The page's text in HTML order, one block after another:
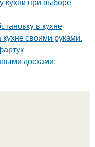
в кухне
кухне своими руками.
досками: